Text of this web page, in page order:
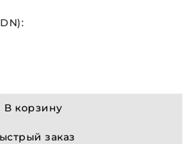
В корзину
заказ